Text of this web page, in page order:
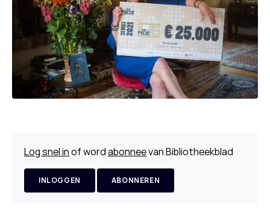
Log snel inof wordabonneevan Bibliotheekblad
INLOGGEN ABONNEREN